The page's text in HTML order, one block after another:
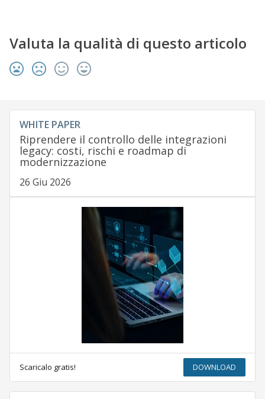
Valuta la qualità di questo articolo
WHITE PAPER
Riprendere il controllo delle integrazioni
legacy: costi, rischi e roadmap di
modernizzazione
26 Giu 2026
Scaricalo gratis! DOWNLOAD